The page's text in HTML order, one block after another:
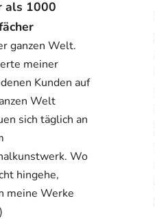
als 1000
ganzen Welt.
meiner
Kunden auf
Welt
sich täglich an
Wo
hingehe,
meine Werke